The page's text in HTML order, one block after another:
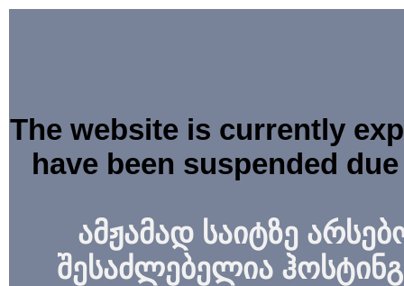
The website is currently
have been suspended
ამჟამად საიტზე
შესაძლებელია